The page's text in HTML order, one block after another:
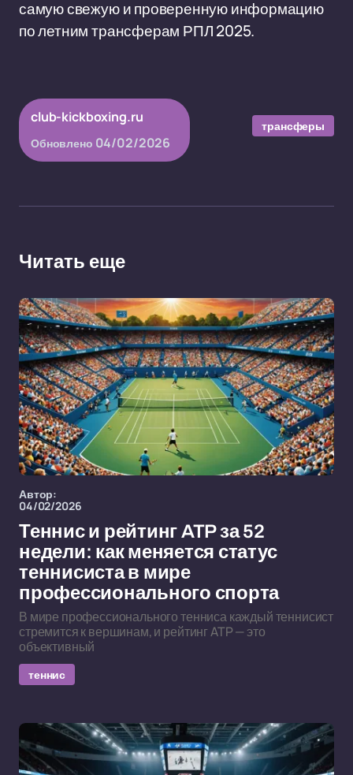
самую свежую и проверенную информацию
по летним трансферам РПЛ 2025.
club-kickboxing.ru
Обновлено 04/02/2026
трансферы
Читать еще
Автор:
04/02/2026
Теннис и рейтинг ATP за 52
недели: как меняется статус
теннисиста в мире
профессионального спорта
В мире профессионального тенниса каждый теннисист
стремится к вершинам, и рейтинг ATP — это
объективный
теннис